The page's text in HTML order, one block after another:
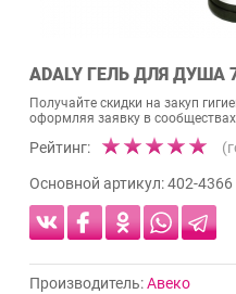
ADALY ГЕЛЬ ДЛЯ ДУША
Получайте скидки на закуп
оформляя заявку в
Рейтинг:
Основной артикул:402-4366
Производитель:Авеко